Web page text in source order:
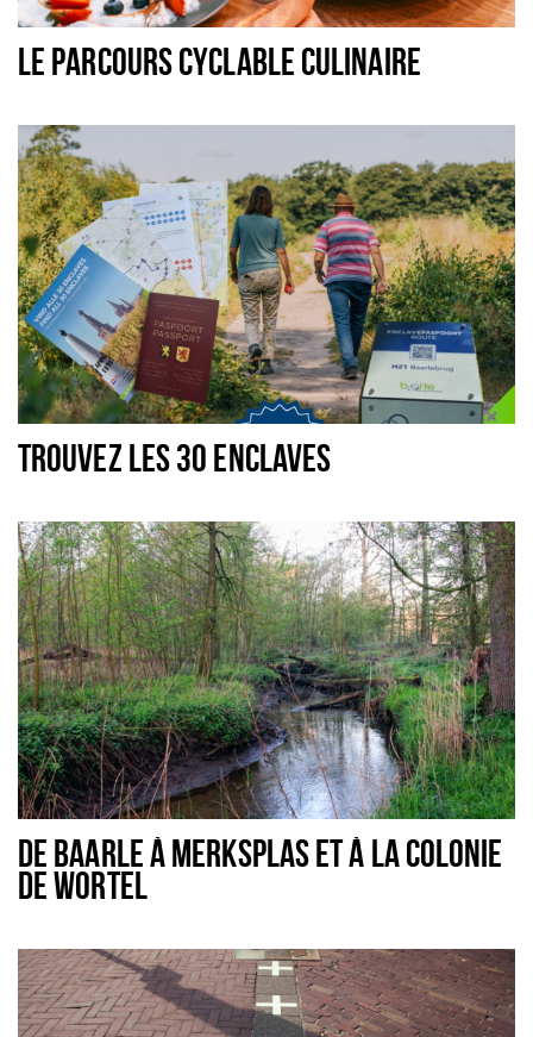
Dormir
Récréation
Achats
Parking
Éxpercience
Enclaves
Musée et théâtre
Activité
Piste cyclable
Marche et randonnées
Nature
Sign in
LE PARCOURS CYCLABLE CULINAIRE
TROUVEZ LES 30 ENCLAVES
DE BAARLE À MERKSPLAS ET À LA COLONIE
DE WORTEL